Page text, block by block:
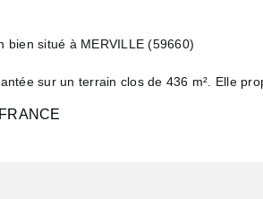
bien situé à MERVILLE (59660)
sur un terrain clos de 436 m². Elle